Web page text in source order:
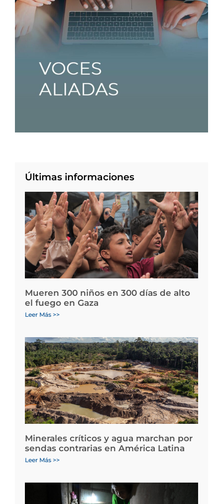
Últimas informaciones
Mueren 300 niños en 300 días de alto
el fuego en Gaza
Leer Más >>
Minerales críticos y agua marchan por
sendas contrarias en América Latina
Leer Más >>